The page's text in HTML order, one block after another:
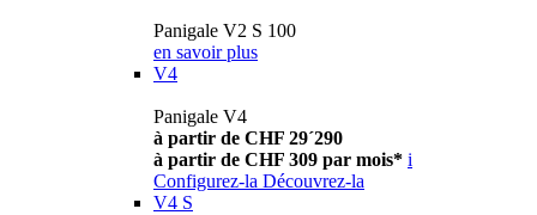
Panigale V2 S 100
en savoir plus
V4
Panigale V4
à partir de CHF 29´290
à partir de CHF 309 par mois* i
Configurez-la Découvrez-la
V4 S